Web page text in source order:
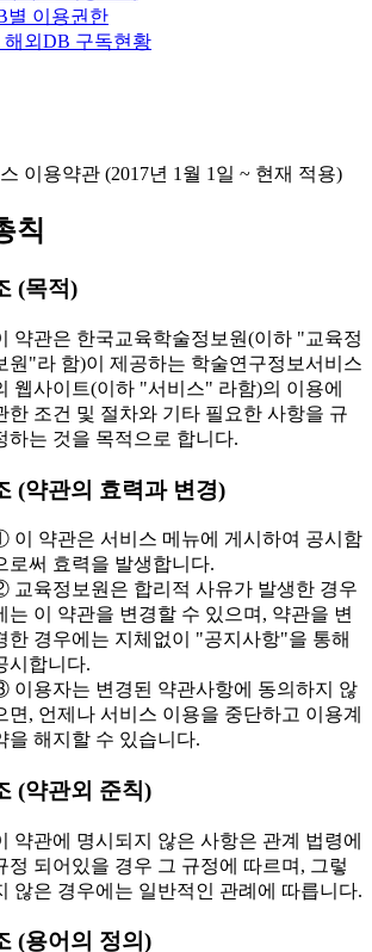
별 이용권한
해외DB 구독현황
이용약관 (2017년 1월 1일 ~ 현재 적용)
칙
(목적)
약관은 한국교육학술정보원(이하 "교육정
원"라 함)이 제공하는 학술연구정보서비스
웹사이트(이하 "서비스" 라함)의 이용에
한 조건 및 절차와 기타 필요한 사항을 규
하는 것을 목적으로 합니다.
(약관의 효력과 변경)
이 약관은 서비스 메뉴에 게시하여 공시함
로써 효력을 발생합니다.
교육정보원은 합리적 사유가 발생한 경우
는 이 약관을 변경할 수 있으며, 약관을 변
한 경우에는 지체없이 "공지사항"을 통해
시합니다.
이용자는 변경된 약관사항에 동의하지 않
면, 언제나 서비스 이용을 중단하고 이용계
을 해지할 수 있습니다.
(약관외 준칙)
약관에 명시되지 않은 사항은 관계 법령에
정 되어있을 경우 그 규정에 따르며, 그렇
않은 경우에는 일반적인 관례에 따릅니다.
(용어의 정의)